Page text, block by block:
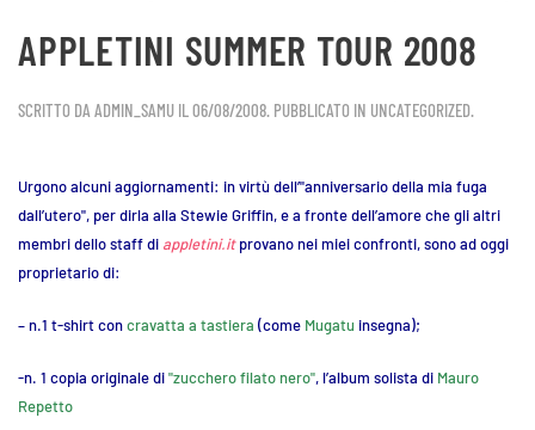
APPLETINI SUMMER TOUR 2008
SCRITTO DA ADMIN_SAMU IL06/08/2008. PUBBLICATO IN UNCATEGORIZED.
Urgono alcuni aggiornamenti: in virtù dell’"anniversario della mia fuga
dall’utero", per dirla alla Stewie Griffin, e a fronte dell’amore che gli altri
membri dello staff di appletini.itprovano nei miei confronti, sono ad oggi
proprietario di:
– n.1 t-shirt concravatta a tastiera (come Mugatu insegna);
-n. 1 copia originale di"zucchero filato nero", l’album solista di Mauro
Repetto